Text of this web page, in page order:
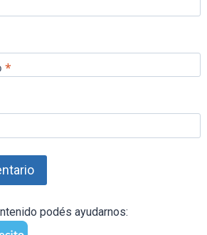
*
podés ayudarnos: